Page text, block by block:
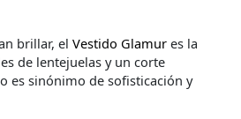
brillar, el Vestido Glamures la
de lentejuelas y un corte
es sinónimo de sofisticación y